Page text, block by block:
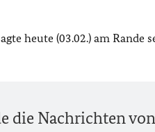
heute (03.02.) am Rande
die Nachrichten